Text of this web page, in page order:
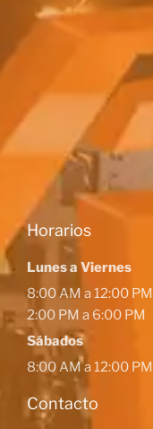
Horarios
Lunes a Viernes
8:00 AM a 12:00 PM
2:00 PM a 6:00 PM
Sábados
8:00 AM a 12:00 PM
Contacto